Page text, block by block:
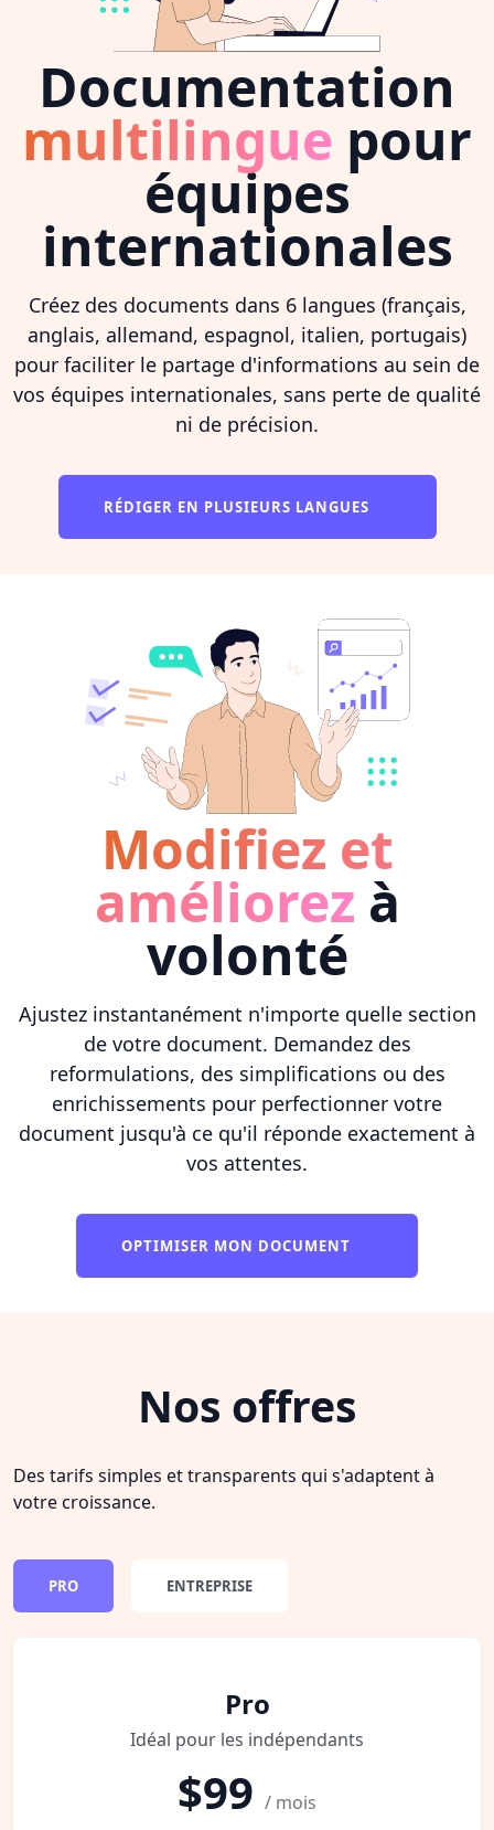
Documentation
multilingue pour
équipes
internationales
Créez des documents dans 6 langues (français,
anglais, allemand, espagnol, italien, portugais)
pour faciliter le partage d'informations au sein de
vos équipes internationales, sans perte de qualité
ni de précision.
RÉDIGER EN PLUSIEURS LANGUES
Modifiez et
améliorez à
volonté
Ajustez instantanément n'importe quelle section
de votre document. Demandez des
reformulations, des simplifications ou des
enrichissements pour perfectionner votre
document jusqu'à ce qu'il réponde exactement à
vos attentes.
OPTIMISER MON DOCUMENT
Nos offres
Des tarifs simples et transparents qui s'adaptent à
votre croissance.
PRO ENTREPRISE
Pro
Idéal pour les indépendants
$99 / mois